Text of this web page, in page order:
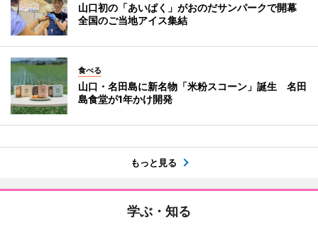
山口初の「あいぱく」がおのだサンパークで開幕
全国のご当地アイス集結
食べる
山口・名田島に新名物「米粉スコーン」誕生 名田
島食堂が1年かけ開発
もっと見る
学ぶ・知る